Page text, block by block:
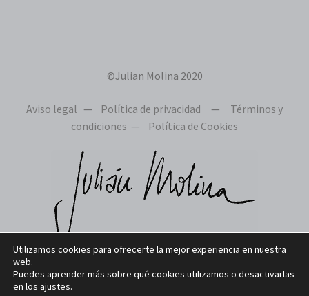
©Julian Molina 2020
Aviso legal — Política de privacidad — Términos y
condiciones — Política de Cookies
Utilizamos cookies para ofrecerte la mejor experiencia en nuestra
web.
Puedes aprender más sobre qué cookies utilizamos o desactivarlas
en los ajustes.